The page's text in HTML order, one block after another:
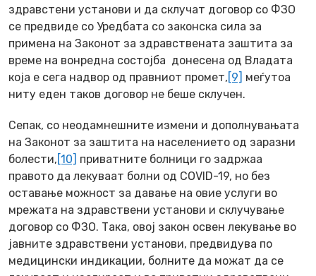
здравстени установи и да склучат договор со ФЗО
се предвиде со Уредбата со законска сила за
примена на Законот за здравствената заштита за
време на вонредна состојба донесена од Владата
која е сега надвор од правниот промет,[9] меѓутоа
ниту еден таков договор не беше склучен.
Сепак, со неодамнешните измени и дополнувањата
на Законот за заштита на населението од заразни
болести,[10] приватните болници го задржаа
правото да лекуваат болни од COVID-19, но без
оставање можност за давање на овие услуги во
мрежата на здравствени установи и склучување
договор со ФЗО. Така, овој закон освен лекување во
јавните здравствени установи, предвидува по
медицински индикации, болните да можат да се